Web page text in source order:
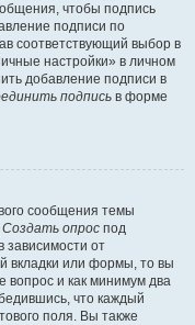
чтобы подпись
подписи по
соответствующий выбор в
настройки» в личном
добавление подписи в
подпись в форме
сообщения темы
Создать опрос под
от
вкладки или формы, то вы
вопрос и как минимум два
что каждый
поля. Вы также